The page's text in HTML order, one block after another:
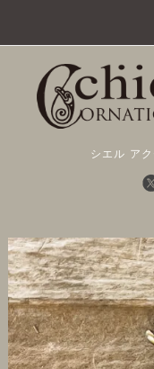
シエル ア